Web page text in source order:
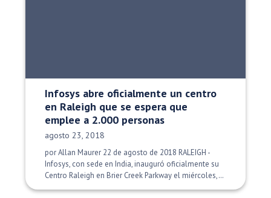
Infosys abre oficialmente un centro
en Raleigh que se espera que
emplee a 2.000 personas
Fecha de publicación:
agosto 23, 2018
por Allan Maurer 22 de agosto de 2018 RALEIGH -
Infosys, con sede en India, inauguró oficialmente su
Centro Raleigh en Brier Creek Parkway el miércoles,…